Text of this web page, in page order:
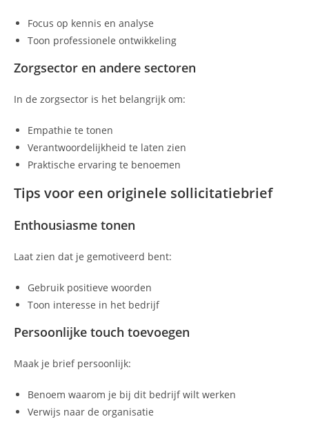
Focus op kennis en analyse
Toon professionele ontwikkeling
Zorgsector en andere sectoren
In de zorgsector is het belangrijk om:
Empathie te tonen
Verantwoordelijkheid te laten zien
Praktische ervaring te benoemen
Tips voor een originele sollicitatiebrief
Enthousiasme tonen
Laat zien dat je gemotiveerd bent:
Gebruik positieve woorden
Toon interesse in het bedrijf
Persoonlijke touch toevoegen
Maak je brief persoonlijk:
Benoem waarom je bij dit bedrijf wilt werken
Verwijs naar de organisatie